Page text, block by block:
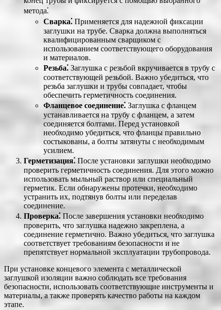
метода⁚
Сварка⁚ Применяется для надежной фиксации
заглушки на трубе. Сварка должна выполняться
квалифицированным сварщиком с
использованием соответствующего оборудования
и материалов.
Резьба⁚ Заглушка с резьбой вкручивается в трубу с
соответствующей резьбой. Важно убедиться, что
резьба заглушки и трубы совпадает, чтобы
обеспечить герметичность соединения.
Фланцевое соединение⁚ Заглушка с фланцем
устанавливается на трубу с фланцем, а затем
соединяется болтами. Перед установкой
необходимо убедиться, что фланцы правильно
состыкованы, а болты затянуты с необходимым
усилием.
Герметизация⁚ После установки заглушки необходимо
проверить герметичность соединения. Для этого можно
использовать мыльный раствор или специальный
герметик. Если обнаружены протечки, необходимо
устранить их, подтянув болты или переделав
соединение.
Проверка⁚ После завершения установки необходимо
проверить, что заглушка надежно закреплена, а
соединение герметично. Важно убедиться, что заглушка
соответствует требованиям безопасности и не
препятствует нормальной эксплуатации трубопровода.
При установке концевого элемента с металлической
заглушкой изоляции важно соблюдать все требования
безопасности, использовать соответствующие инструменты и
материалы, а также проверять качество работы на каждом
этапе.